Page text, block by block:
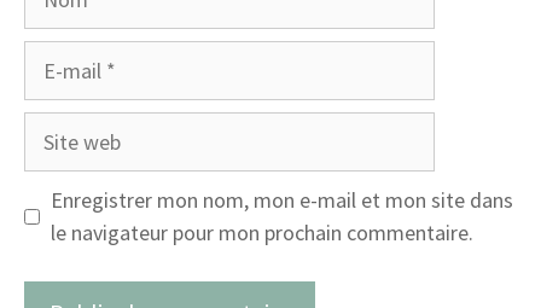
Site
Enregistrer mon nom, mon e-mail et mon site dans
le navigateur pour mon prochain commentaire.